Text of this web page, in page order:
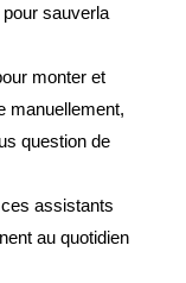
sauverla
monter et
manuellement,
question de
assistants
au quotidien